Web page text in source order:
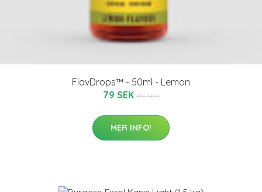
FlavDrops™ - 50ml - Lemon
79 SEK 89 SEK
MER INFO!